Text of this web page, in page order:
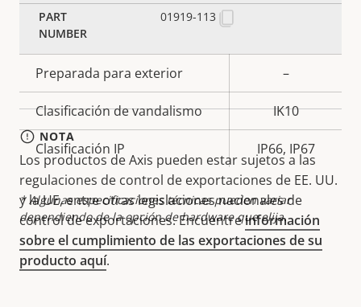
Temperatura de
funcionamiento
Preparada para exterior –
Clasificación de vandalismo IK10
Clasificación IP IP66, IP67
* Algunas especificaciones técnicas pueden variar
dependiendo de la opción de hardware que elija.
01919-113
NOTA
Los productos de Axis pueden estar sujetos a las
regulaciones de control de exportaciones de EE. UU.
y la UE, entre otras legislaciones nacionales de
control de exportaciones. Encuentreinformación
sobre el cumplimiento de las exportaciones de su
producto aquí.